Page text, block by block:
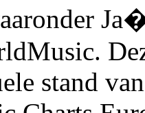
stand